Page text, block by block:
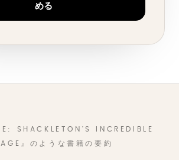
める
SHACKLETON'S INCREDIBLE
』のような書籍の要約